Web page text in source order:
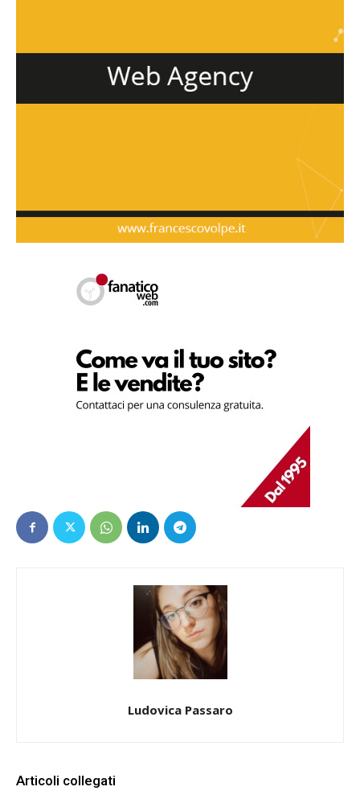
Ludovica Passaro
Articoli collegati